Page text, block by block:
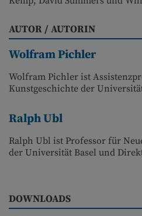
AUTOR / AUTORIN
Wolfram Pichler
Wolfram Pichler ist
Kunstgeschichte der
Ralph Ubl
Ralph Ubl ist Professor für
der Universität Basel und
DOWNLOADS